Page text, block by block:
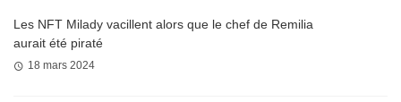
Les NFT Milady vacillent alors que le chef de Remilia
aurait été piraté
18 mars 2024